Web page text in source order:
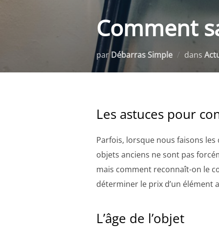
Comment
parDébarras Simple dans
Les astuces pour
Parfois, lorsque nous faisons
objets anciens ne sont pas
mais comment reconnaît-on le
déterminer le prix d’un élément
L’âge de l’objet